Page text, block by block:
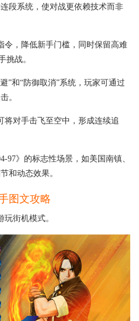
段系统，使对战更依赖技术而非
令，降低新手门槛，同时保留高难
挑战。
”和“防御取消”系统，玩家可通过
。
将对手击飞至空中，形成连续追
97》的标志性场景，如美国南镇、
和动态效果。
图文攻略
街机模式。